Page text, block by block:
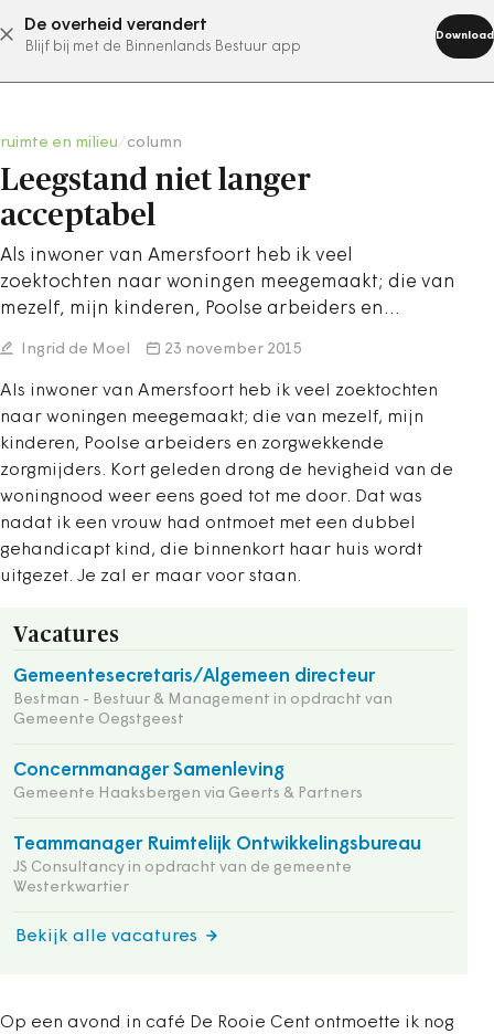
De overheid verandert
Blijf bij met de Binnenlands Bestuur app
Download
abonneer nu
ruimte en milieu column
Leegstand niet langer
acceptabel
Als inwoner van Amersfoort heb ik veel
zoektochten naar woningen meegemaakt; die van
mezelf, mijn kinderen, Poolse arbeiders en…
Ingrid de Moel 23 november 2015
Als inwoner van Amersfoort heb ik veel zoektochten
naar woningen meegemaakt; die van mezelf, mijn
kinderen, Poolse arbeiders en zorgwekkende
zorgmijders. Kort geleden drong de hevigheid van de
woningnood weer eens goed tot me door. Dat was
nadat ik een vrouw had ontmoet met een dubbel
gehandicapt kind, die binnenkort haar huis wordt
uitgezet. Je zal er maar voor staan.
Vacatures
Gemeentesecretaris/Algemeen directeur
Bestman - Bestuur & Management in opdracht van
Gemeente Oegstgeest
Concernmanager Samenleving
Gemeente Haaksbergen via Geerts & Partners
Teammanager Ruimtelijk Ontwikkelingsbureau
JS Consultancy in opdracht van de gemeente
Westerkwartier
Bekijk alle vacatures
Op een avond in café De Rooie Cent ontmoette ik nog